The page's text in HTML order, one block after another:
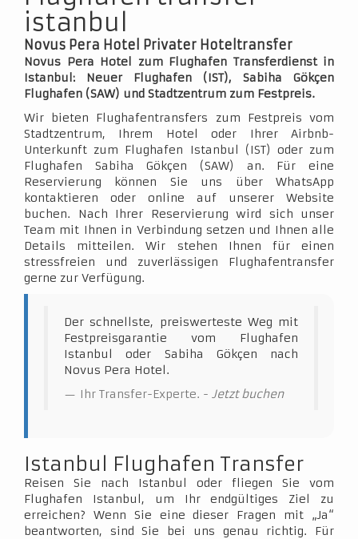
istanbul
Novus Pera Hotel Privater Hoteltransfer
Novus Pera Hotel zum Flughafen Transferdienst in
Istanbul: Neuer Flughafen (IST), Sabiha Gökçen
Flughafen (SAW) und Stadtzentrum zum Festpreis.
Wir bieten Flughafentransfers zum Festpreis vom
Stadtzentrum, Ihrem Hotel oder Ihrer Airbnb-
Unterkunft zum Flughafen Istanbul (IST) oder zum
Flughafen Sabiha Gökçen (SAW) an. Für eine
Reservierung können Sie uns über WhatsApp
kontaktieren oder online auf unserer Website
buchen. Nach Ihrer Reservierung wird sich unser
Team mit Ihnen in Verbindung setzen und Ihnen alle
Details mitteilen. Wir stehen Ihnen für einen
stressfreien und zuverlässigen Flughafentransfer
gerne zur Verfügung.
Der schnellste, preiswerteste Weg mit
Festpreisgarantie vom Flughafen
Istanbul oder Sabiha Gökçen nach
Novus Pera Hotel.
Ihr Transfer-Experte. - Jetzt buchen
Istanbul Flughafen Transfer
Reisen Sie nach Istanbul oder fliegen Sie vom
Flughafen Istanbul, um Ihr endgültiges Ziel zu
erreichen? Wenn Sie eine dieser Fragen mit „Ja“
beantworten, sind Sie bei uns genau richtig. Für